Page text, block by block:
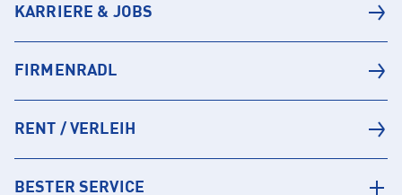
KARRIERE & JOBS
FIRMENRADL
RENT / VERLEIH
BESTER SERVICE